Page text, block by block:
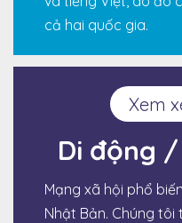
cả hai quốc gia.
Xem
Di động
Mạng xã hội phổ
Nhật Bản. Chúng